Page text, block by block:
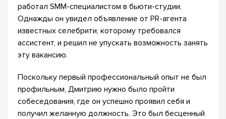
работал SMM-специалистом в бьюти-студии.
Однажды он увидел объявление от PR-агента
известных селебрити, которому требовался
ассистент, и решил не упускать возможность занять
эту вакансию.
Поскольку первый профессиональный опыт не был
профильным, Дмитрию нужно было пройти
собеседования, где он успешно проявил себя и
получил желанную должность. Это был бесценный